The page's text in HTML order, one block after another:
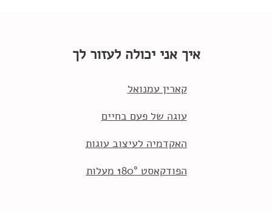
איך אני יכולה לעזור לך
קארין עמנואל
עוגה של פעם בחיים
האקדמיה לעיצוב עוגות
הפודקאסט 180° מעלות